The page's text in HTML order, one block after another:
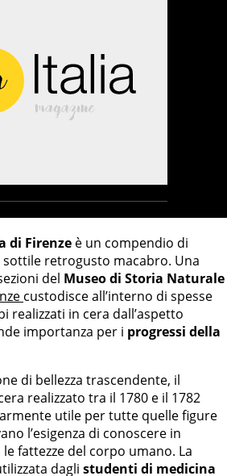
di Firenze è un compendio di
sottile retrogusto macabro. Una
del Museo di Storia Naturale
custodisce all’interno di spesse
realizzati in cera dall’aspetto
importanza per i progressi della
di bellezza trascendente, il
realizzato tra il 1780 e il 1782
utile per tutte quelle figure
l’esigenza di conoscere in
fattezze del corpo umano. La
dagli studenti di medicina